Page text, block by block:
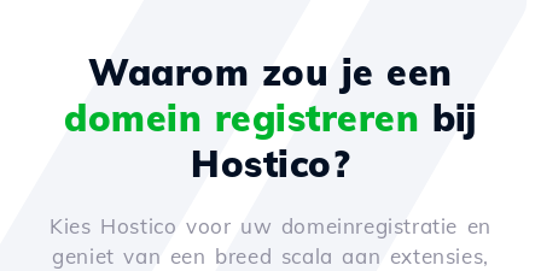
Waarom zou je een
domein registreren bij
Hostico?
Kies Hostico voor uw domeinregistratie en
geniet van een breed scala aan extensies,